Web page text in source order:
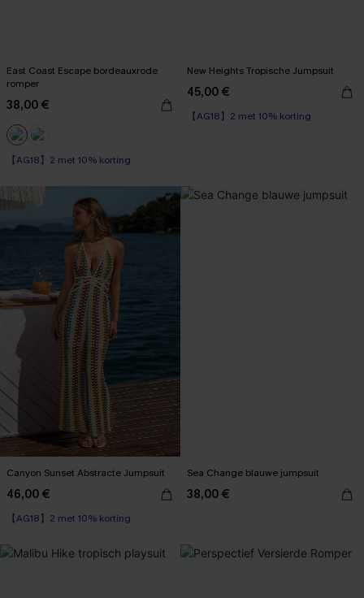
East Coast Escape bordeauxrode
romper
38,00 €
【AG18】2 met 10% korting
New Heights Tropische Jumpsuit
45,00 €
【AG18】2 met 10% korting
Canyon Sunset Abstracte Jumpsuit
46,00 €
【AG18】2 met 10% korting
Sea Change blauwe jumpsuit
38,00 €